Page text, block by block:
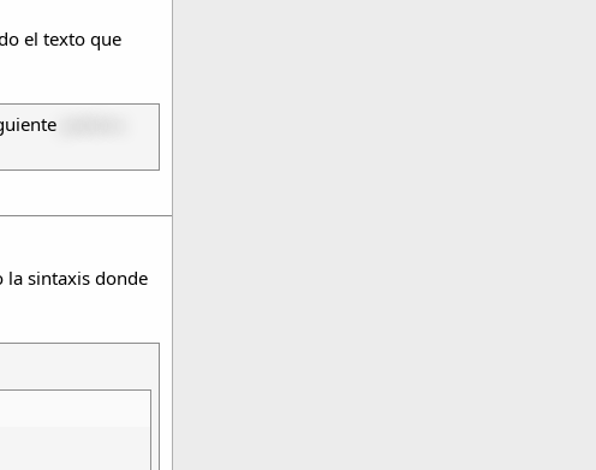
el texto que
la sintaxis donde